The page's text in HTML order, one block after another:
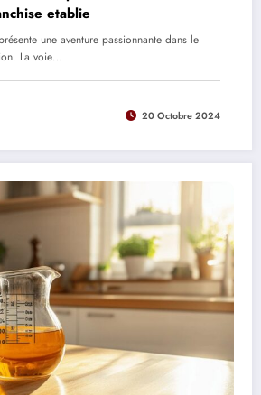
etablie
une aventure passionnante dans le
La voie…
20 Octobre 2024